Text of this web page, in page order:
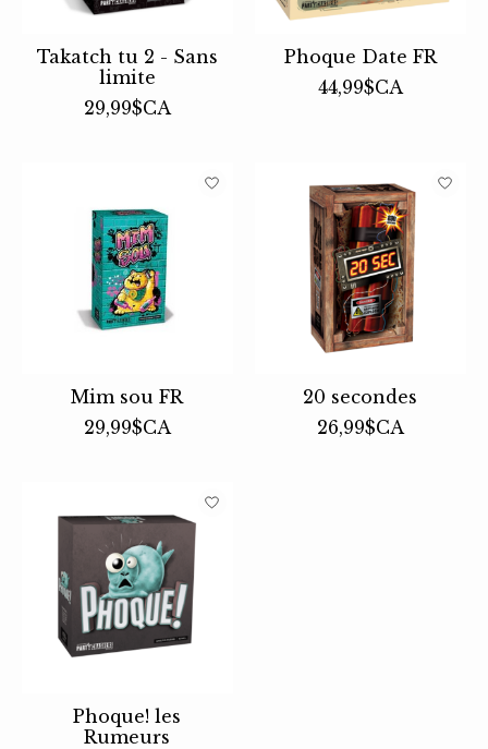
Takatch tu 2 - Sans
limite
29,99$CA
Phoque Date FR
44,99$CA
Mim sou FR
29,99$CA
20 secondes
26,99$CA
Phoque! les
Rumeurs